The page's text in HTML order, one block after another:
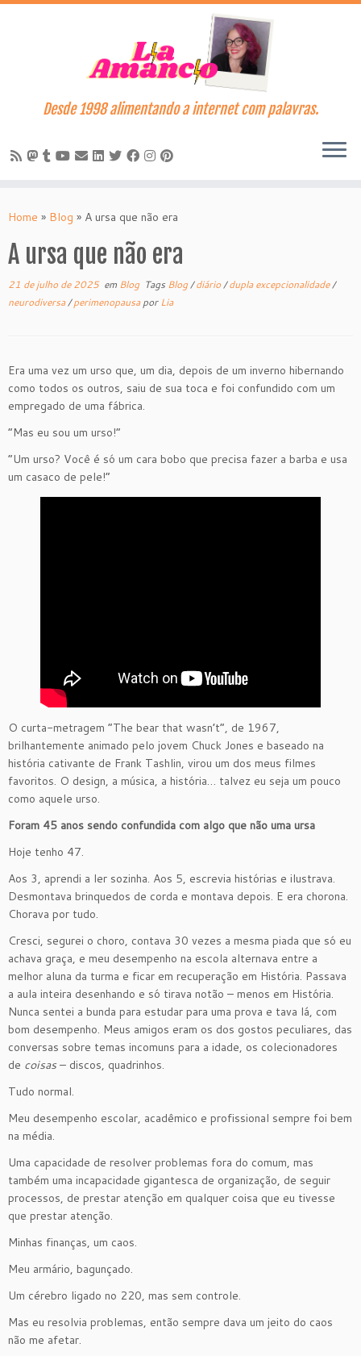
to
Desde 1998 alimentando a internet com palavras.
Home » Blog » A ursa que não era
A ursa que não era
21 de julho de 2025em Blog Tags Blog/diário/dupla excepcionalidade/
neurodiversa/perimenopausaporLia
Era uma vez um urso que, um dia, depois de um inverno hibernando
como todos os outros, saiu de sua toca e foi confundido com um
empregado de uma fábrica.
“Mas eu sou um urso!”
“Um urso? Você é só um cara bobo que precisa fazer a barba e usa
um casaco de pele!”
O curta-metragem “The bear that wasn’t”, de 1967,
brilhantemente animado pelo jovem Chuck Jones e baseado na
história cativante de Frank Tashlin, virou um dos meus filmes
favoritos. O design, a música, a história… talvez eu seja um pouco
como aquele urso.
Foram 45 anos sendo confundida com algo que não uma ursa
Hoje tenho 47.
Aos 3, aprendi a ler sozinha. Aos 5, escrevia histórias e ilustrava.
Desmontava brinquedos de corda e montava depois. E era chorona.
Chorava por tudo.
Cresci, segurei o choro, contava 30 vezes a mesma piada que só eu
achava graça, e meu desempenho na escola alternava entre a
melhor aluna da turma e ficar em recuperação em História. Passava
a aula inteira desenhando e só tirava notão – menos em História.
Nunca sentei a bunda para estudar para uma prova e tava lá, com
bom desempenho. Meus amigos eram os dos gostos peculiares, das
conversas sobre temas incomuns para a idade, os colecionadores
de coisas– discos, quadrinhos.
Tudo normal.
Meu desempenho escolar, acadêmico e profissional sempre foi bem
na média.
Uma capacidade de resolver problemas fora do comum, mas
também uma incapacidade gigantesca de organização, de seguir
processos, de prestar atenção em qualquer coisa que eu tivesse
que prestar atenção.
Minhas finanças, um caos.
Meu armário, bagunçado.
Um cérebro ligado no 220, mas sem controle.
Mas eu resolvia problemas, então sempre dava um jeito do caos
não me afetar.